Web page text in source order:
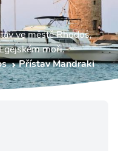
ve městě Rhodos,
moři.
Přístav Mandraki